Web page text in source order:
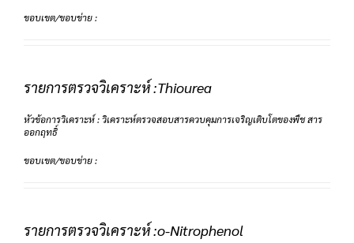
ขอบเขต/ขอบข่าย :
รายการตรวจวิเคราะห์ :Thiourea
หัวข้อการวิเคราะห์ : วิเคราะห์ตรวจสอบสารควบคุมการเจริญเติบโตของพืช สาร
ออกฤทธิ์
ขอบเขต/ขอบข่าย :
รายการตรวจวิเคราะห์ :o-Nitrophenol